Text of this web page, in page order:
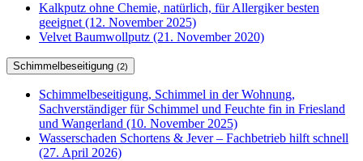
Kalkputz ohne Chemie, natürlich, für Allergiker besten
geeignet (12. November 2025)
Velvet Baumwollputz (21. November 2020)
Schimmelbeseitigung (2)
Schimmelbeseitigung, Schimmel in der Wohnung,
Sachverständiger für Schimmel und Feuchte fin in Friesland
und Wangerland (10. November 2025)
Wasserschaden Schortens & Jever – Fachbetrieb hilft schnell
(27. April 2026)